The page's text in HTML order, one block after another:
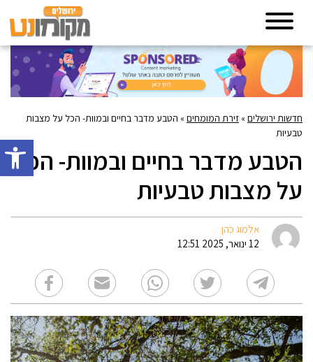
פתח
חדשות ירושלים» זירת המומחים» הטבע מדבר בחיים ובמוות- הכל על מצבות
טבעיות
הטבע מדבר בחיים ובמוות- הכל
על מצבות טבעיות
אלמוג כהן
12 ינואר, 2025 12:51